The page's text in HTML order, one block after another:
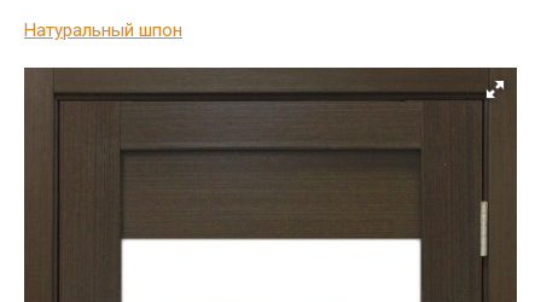
Натуральный шпон